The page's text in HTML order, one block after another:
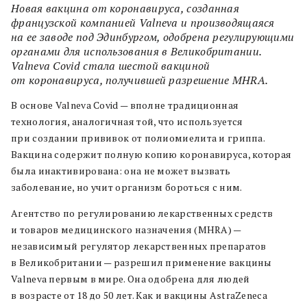
Новая вакцина от коронавируса, созданная
французской компанией Valneva и производящаяся
на ее заводе под Эдинбургом, одобрена регулирующими
органами для использования в Великобритании.
Valneva Covid стала шестой вакциной
от коронавируса, получившей разрешение MHRA.
В основе Valneva Covid — вполне традиционная
технология, аналогичная той, что используется
при создании прививок от полиомиелита и гриппа.
Вакцина содержит полную копию коронавируса, которая
была инактивирована: она не может вызвать
заболевание, но учит организм бороться с ним.
Агентство по регулированию лекарственных средств
и товаров медицинского назначения (MHRA) —
независимый регулятор лекарственных препаратов
в Великобритании — разрешил применение вакцины
Valneva первым в мире. Она одобрена для людей
в возрасте от 18 до 50 лет. Как и вакцины AstraZeneca